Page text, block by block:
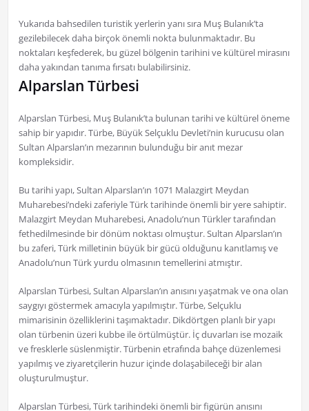
Yukarıda bahsedilen turistik yerlerin yanı sıra Muş Bulanık’ta
gezilebilecek daha birçok önemli nokta bulunmaktadır. Bu
noktaları keşfederek, bu güzel bölgenin tarihini ve kültürel mirasını
daha yakından tanıma fırsatı bulabilirsiniz.
Alparslan Türbesi
Alparslan Türbesi, Muş Bulanık’ta bulunan tarihi ve kültürel öneme
sahip bir yapıdır. Türbe, Büyük Selçuklu Devleti’nin kurucusu olan
Sultan Alparslan’ın mezarının bulunduğu bir anıt mezar
kompleksidir.
Bu tarihi yapı, Sultan Alparslan’ın 1071 Malazgirt Meydan
Muharebesi’ndeki zaferiyle Türk tarihinde önemli bir yere sahiptir.
Malazgirt Meydan Muharebesi, Anadolu’nun Türkler tarafından
fethedilmesinde bir dönüm noktası olmuştur. Sultan Alparslan’ın
bu zaferi, Türk milletinin büyük bir gücü olduğunu kanıtlamış ve
Anadolu’nun Türk yurdu olmasının temellerini atmıştır.
Alparslan Türbesi, Sultan Alparslan’ın anısını yaşatmak ve ona olan
saygıyı göstermek amacıyla yapılmıştır. Türbe, Selçuklu
mimarisinin özelliklerini taşımaktadır. Dikdörtgen planlı bir yapı
olan türbenin üzeri kubbe ile örtülmüştür. İç duvarları ise mozaik
ve fresklerle süslenmiştir. Türbenin etrafında bahçe düzenlemesi
yapılmış ve ziyaretçilerin huzur içinde dolaşabileceği bir alan
oluşturulmuştur.
Alparslan Türbesi, Türk tarihindeki önemli bir figürün anısını